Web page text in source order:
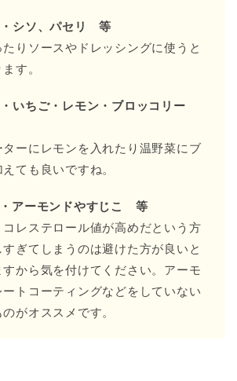
・シソ、パセリ 等
りソースやドレッシングに使うと
す。
いちご・レモン・ブロッコリー
ーにレモンを入れたり温野菜にブ
ても良いですね。
アーモンドやすじこ 等
レステロール値が高めだという方
ぎてしまうのは避けた方が良いと
すから気を付けてください。アーモ
ートコーティングなどをしていない
がオススメです。